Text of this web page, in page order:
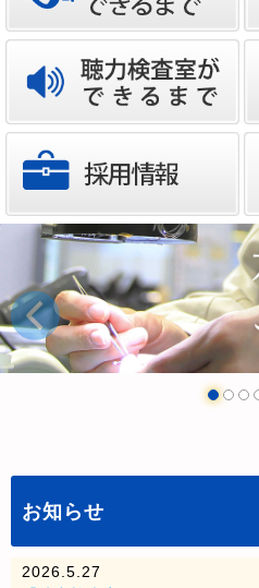
お知らせ
2026.5.27